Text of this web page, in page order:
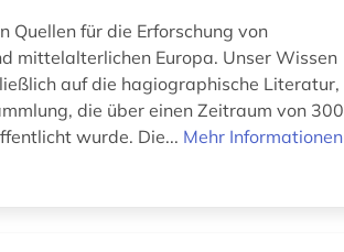
Quellen für die Erforschung von
mittelalterlichen Europa. Unser Wissen
auf die hagiographische Literatur,
die über einen Zeitraum von 300
wurde. Die... Mehr Informationen